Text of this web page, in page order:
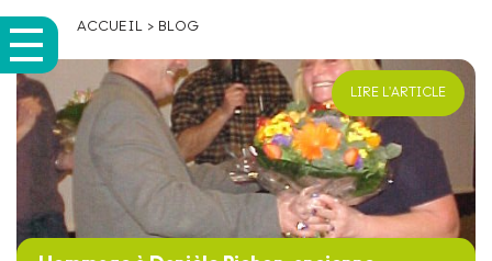
ACCUEIL > BLOG
LIRE L'ARTICLE